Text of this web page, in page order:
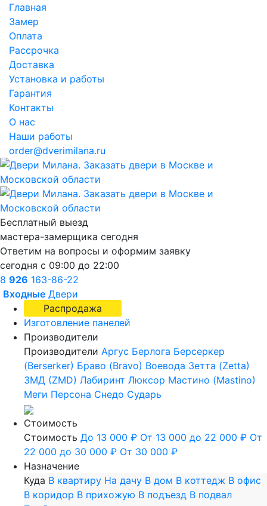
Главная
Замер
Оплата
Рассрочка
Доставка
Установка и работы
Гарантия
Контакты
О нас
Наши работы
order@dverimilana.ru
Бесплатный выезд
мастера-замерщика сегодня
Ответим на вопросы и оформим заявку
сегодня с 09:00 до 22:00
8 926 163-86-22
Входные Двери
Распродажа
Изготовление панелей
Производители
Производители Аргус Берлога Берсеркер
(Berserker) Браво (Bravo) Воевода Зетта (Zetta)
ЗМД (ZMD) Лабиринт Люксор Мастино (Mastino)
Меги Персона Снедо Сударь
Стоимость
Стоимость До 13 000 ₽ От 13 000 до 22 000 ₽ От
22 000 до 30 000 ₽ От 30 000 ₽
Назначение
Куда В квартиру На дачу В дом В коттедж В офис
В коридор В прихожую В подъезд В подвал